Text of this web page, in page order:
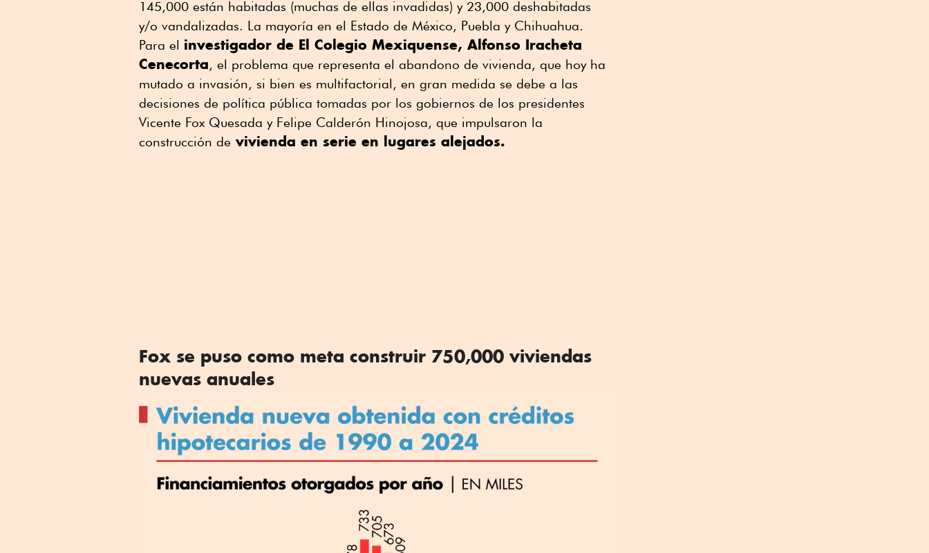
145,000 están habitadas (muchas de ellas invadidas) y 23,000 deshabitadas
y/o vandalizadas. La mayoría en el Estado de México, Puebla y Chihuahua.
Para el investigador de El Colegio Mexiquense, Alfonso Iracheta
Cenecorta, el problema que representa el abandono de vivienda, que hoy ha
mutado a invasión, si bien es multifactorial, en gran medida se debe a las
decisiones de política pública tomadas por los gobiernos de los presidentes
Vicente Fox Quesada y Felipe Calderón Hinojosa, que impulsaron la
construcción de vivienda en serie en lugares alejados.
Fox se puso como meta construir 750,000 viviendas
nuevas anuales